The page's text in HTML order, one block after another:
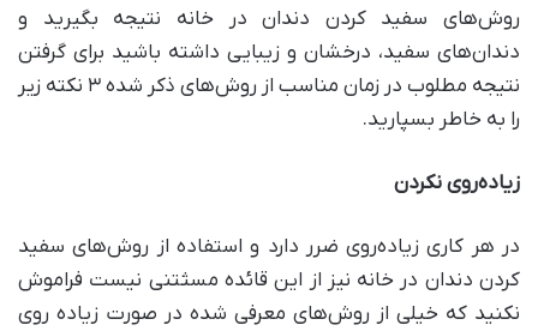
روش‌های سفید کردن دندان در خانه نتیجه بگیرید و
دندان‌های سفید، درخشان و زیبایی داشته باشید برای گرفتن
نتیجه مطلوب در زمان مناسب از روش‌های ذکر شده ۳ نکته زیر
را به خاطر بسپارید.
زیاده‌روی نکردن
در هر کاری زیاده‌روی ضرر دارد و استفاده‌ از روش‌های سفید
کردن دندان در خانه نیز از این قائده مسثتنی نیست فراموش
نکنید که خیلی از روش‌های معرفی شده در صورت زیاده روی